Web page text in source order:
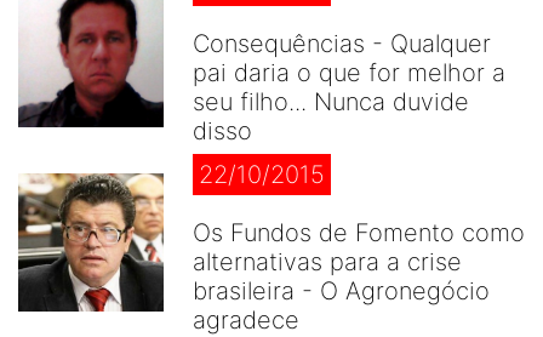
Consequências - Qualquer
pai daria o que for melhor a
seu filho... Nunca duvide
disso
22/10/2015
Os Fundos de Fomento como
alternativas para a crise
brasileira - O Agronegócio
agradece